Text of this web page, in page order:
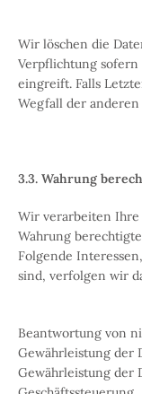
Wir löschen die
Verpflichtung
eingreift. Falls
Wegfall der anderen
3.3. Wahrung
Wir verarbeiten Ihre
Wahrung
Folgende
sind, verfolgen wir
Beantwortung von
Gewährleistung der
Gewährleistung der